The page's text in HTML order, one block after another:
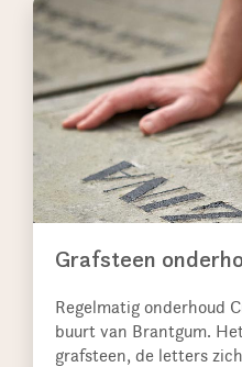
Grafsteen
Regelmatig onderhoud
buurt van Brantgum.
grafsteen, de letters